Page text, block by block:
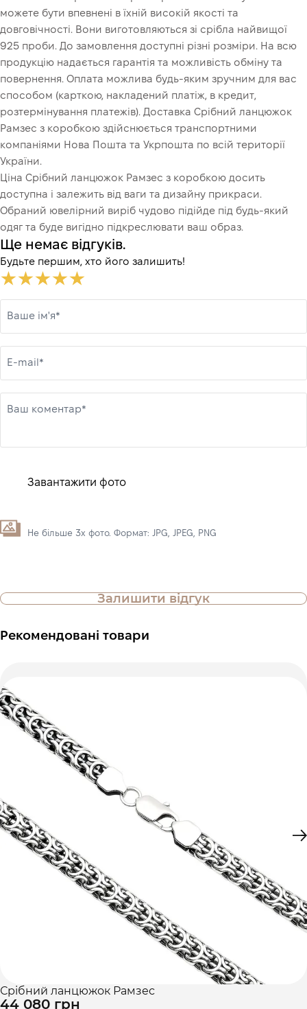
Це ще не оформлення кредитного договору. Ви просто
переходите до наступного кроку.
Купити
можете бути впевнені в їхній високій якості та
довговічності. Вони виготовляються зі срібла найвищої
925 проби. До замовлення доступні різні розміри. На всю
продукцію надається гарантія та можливість обміну та
повернення. Оплата можлива будь-яким зручним для вас
способом (карткою, накладений платіж, в кредит,
розтермінування платежів). Доставка Срібний ланцюжок
Рамзес з коробкою здійснюється транспортними
компаніями Нова Пошта та Укрпошта по всій території
України.
Ціна Срібний ланцюжок Рамзес з коробкою досить
доступна і залежить від ваги та дизайну прикраси.
Обраний ювелірний виріб чудово підійде під будь-який
одяг та буде вигідно підкреслювати ваш образ.
Ще немає відгуків.
Будьте першим, хто його залишить!
Ваше ім'я*
E-mail*
Ваш коментар*
Завантажити фото
Не більше 3х фото. Формат: JPG, JPEG, PNG
Залишити відгук
Рекомендовані товари
Срібний ланцюжок Рамзес
44 080 грн